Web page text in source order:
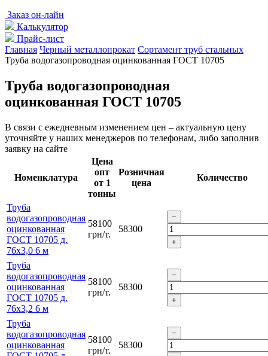
Заказ он-лайн
Калькулятор
Прайс-лист
Главная Черный металлопрокат Сортамент труб стальных
Труба водогазопроводная оцинкованная ГОСТ 10705
Труба водогазопроводная
оцинкованная ГОСТ 10705
В связи с ежедневным изменением цен – актуальную цену
уточняйте у наших менеджеров по телефонам, либо заполнив
заявку на сайте
Номенклатура
Цена
опт
от 1
тонны
Розничная
цена
Количество
Труба
водогазопроводная
оцинкованная
ГОСТ 10705 д.
76х3,0 6 м
58100
грн/т.
58300
Труба
водогазопроводная
оцинкованная
ГОСТ 10705 д.
76х3,2 6 м
58100
грн/т.
58300
Труба
водогазопроводная
оцинкованная
58100
грн/т.
58300